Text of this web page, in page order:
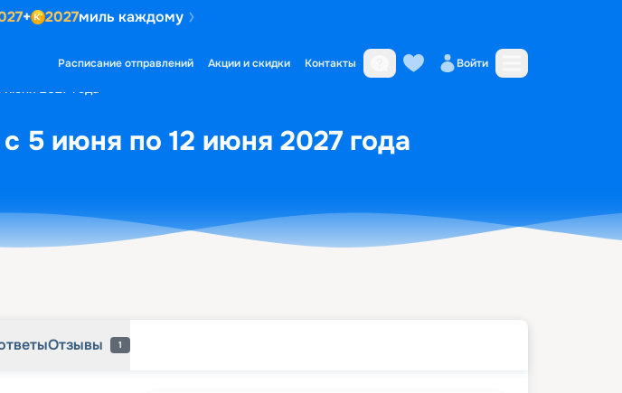
+ 2027миль каждому
Расписание отправлений Акции и скидки Контакты Войти
2027 года
5 июня по 12 июня 2027 года
Отзывы 1